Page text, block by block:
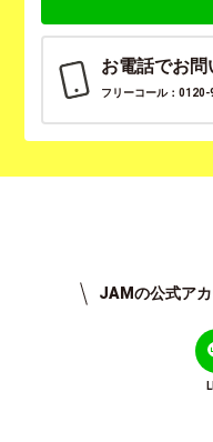
お電話でお問
フリーコール：
JAMの公式アカ